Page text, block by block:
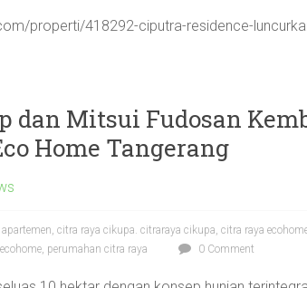
properti/418292-ciputra-residence-
dan Mitsui Fudosan
Home Tangerang
apartemen, citra raya cikupa. citraraya cikupa, citra raya
ecohome, perumahan citra raya 0 Comment